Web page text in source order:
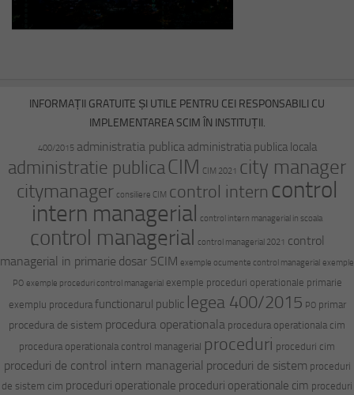
INFORMAȚII GRATUITE ȘI UTILE PENTRU CEI RESPONSABILI CU
IMPLEMENTAREA SCIM ÎN INSTITUȚII.
400/2015 administratia publica administratia publica locala
administratie publicaCIM CIM 2021 city manager
citymanager consiliere CIM control intern control
intern managerial control intern managerial in scoala
control managerial control managerial 2021 control
managerial in primarie dosar SCIM exemple ocumente control managerial exemple
PO exemple proceduri control managerial exemple proceduri operationale primarie
exemplu procedura functionarul public legea 400/2015 PO primar
procedura de sistem procedura operationala procedura operationala cim
procedura operationala control managerial proceduri proceduri cim
proceduri de control intern managerial proceduri de sistem proceduri
de sistem cim proceduri operationale proceduri operationale cim proceduri